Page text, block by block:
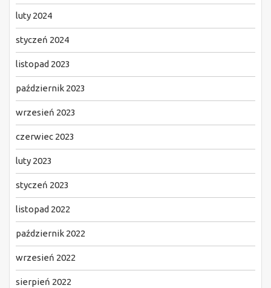
luty 2024
styczeń 2024
listopad 2023
październik 2023
wrzesień 2023
czerwiec 2023
luty 2023
styczeń 2023
listopad 2022
październik 2022
wrzesień 2022
sierpień 2022